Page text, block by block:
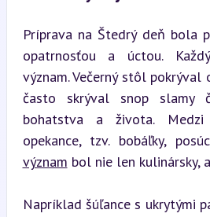
Príprava na Štedrý deň bola
opatrnosťou a úctou.
význam. Večerný stôl
často skrýval snop slamy
bohatstva a života. Medzi
opekance, tzv. bobáľky,
význam bol nie len kulinársky,
Napríklad šúľance s ukrytými